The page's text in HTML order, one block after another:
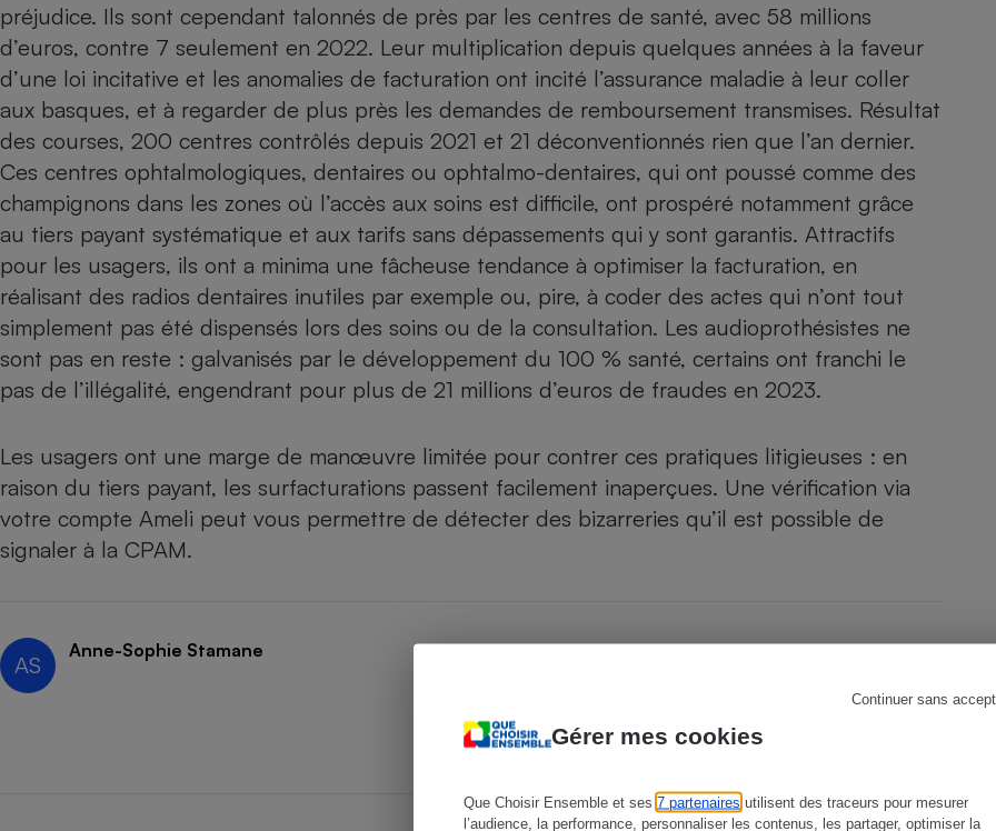
Gérer mes cookies
Que Choisir Ensemble et ses 7 partenaires utilisent des traceurs pour mesurer
l’audience, la performance, personnaliser les contenus, les partager, optimiser la
Continuer sans
préjudice. Ils sont cependant talonnés de près par les centres de santé, avec 58 millions
d’euros, contre 7 seulement en 2022. Leur multiplication depuis quelques années à la faveur
d’une loi incitative et les anomalies de facturation ont incité l’assurance maladie à leur coller
aux basques, et à regarder de plus près les demandes de remboursement transmises. Résultat
des courses, 200 centres contrôlés depuis 2021 et 21 déconventionnés rien que l’an dernier.
Ces centres ophtalmologiques, dentaires ou ophtalmo-dentaires, qui ont poussé comme des
champignons dans les zones où l’accès aux soins est difficile, ont prospéré notamment grâce
au tiers payant systématique et aux tarifs sans dépassements qui y sont garantis. Attractifs
pour les usagers, ils ont a minima une fâcheuse tendance à optimiser la facturation, en
réalisant des radios dentaires inutiles par exemple ou, pire, à coder des actes qui n’ont tout
simplement pas été dispensés lors des soins ou de la consultation. Les audioprothésistes ne
sont pas en reste : galvanisés par le développement du 100 % santé, certains ont franchi le
pas de l’illégalité, engendrant pour plus de 21 millions d’euros de fraudes en 2023.
Les usagers ont une marge de manœuvre limitée pour contrer ces pratiques litigieuses : en
raison du tiers payant, les surfacturations passent facilement inaperçues. Une vérification via
votre compte Ameli peut vous permettre de détecter des bizarreries qu’il est possible de
signaler à la CPAM.​​​​​
AS
Anne-Sophie Stamane
Climatiseur -
Ventilateur
Aspirateur
Antivirus
Climatiseur -
Ventilateur
Lessive